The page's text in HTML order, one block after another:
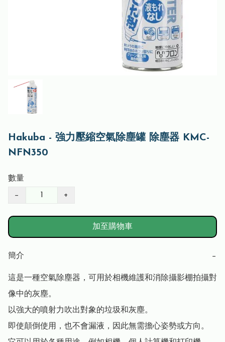
Hakuba - 強力壓縮空氣除塵罐 除塵器 KMC-
NFN350
數量
− +
加至購物車
簡介 −
這是一種空氣除塵器，可用於相機維護和消除攝影棚拍攝對
像中的灰塵。
以強大的噴射力吹出對象的垃圾和灰塵。
即使顛倒使用，也不會漏液，因此無需擔心姿勢或方向。